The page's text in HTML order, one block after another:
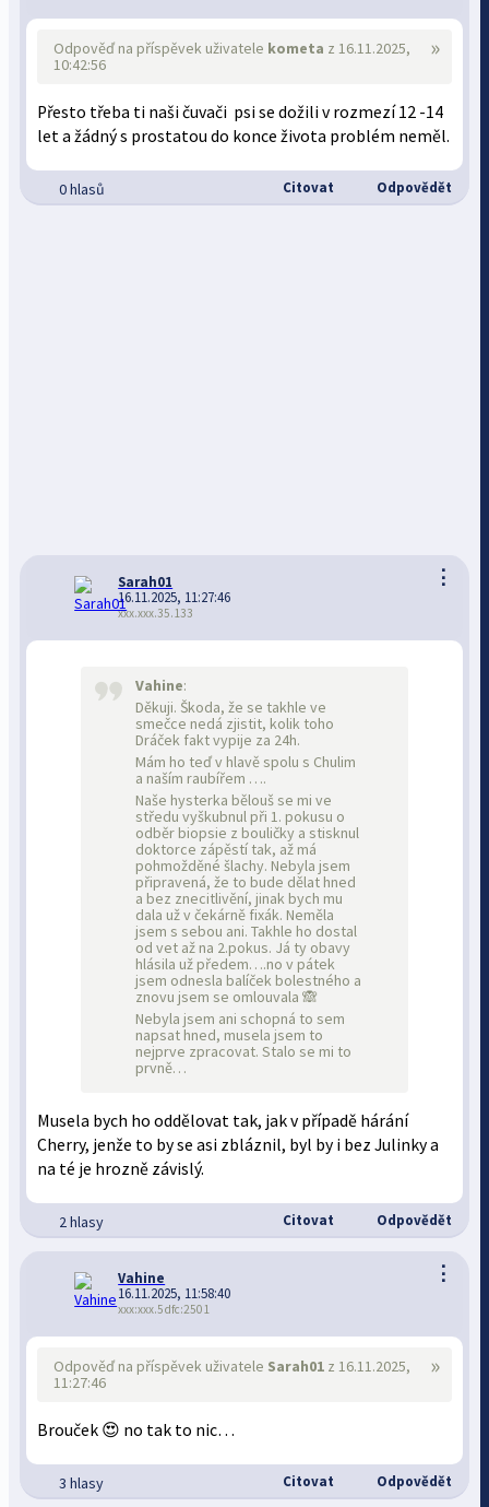
»
Odpověď na příspěvek uživatele kometa z 16.11.2025,
10:42:56
Přesto třeba ti naši čuvači psi se dožili v rozmezí 12 -14
let a žádný s prostatou do konce života problém neměl.
0 hlasů Citovat Odpovědět
⋮
Sarah01
16.11.2025, 11:27:46
xxx.xxx.35.133
Vahine:
Děkuji. Škoda, že se takhle ve
smečce nedá zjistit, kolik toho
Dráček fakt vypije za 24h.
Mám ho teď v hlavě spolu s Chulim
a naším raubířem ….
Naše hysterka bělouš se mi ve
středu vyškubnul při 1. pokusu o
odběr biopsie z bouličky a stisknul
doktorce zápěstí tak, až má
pohmožděné šlachy. Nebyla jsem
připravená, že to bude dělat hned
a bez znecitlivění, jinak bych mu
dala už v čekárně fixák. Neměla
jsem s sebou ani. Takhle ho dostal
od vet až na 2.pokus. Já ty obavy
hlásila už předem….no v pátek
jsem odnesla balíček bolestného a
znovu jsem se omlouvala 🙈
Nebyla jsem ani schopná to sem
napsat hned, musela jsem to
nejprve zpracovat. Stalo se mi to
prvně…
Musela bych ho oddělovat tak, jak v případě hárání
Cherry, jenže to by se asi zbláznil, byl by i bez Julinky a
na té je hrozně závislý.
2 hlasy Citovat Odpovědět
⋮
Vahine
16.11.2025, 11:58:40
xxx:xxx.5dfc:2501
»
Odpověď na příspěvek uživatele Sarah01 z 16.11.2025,
11:27:46
Brouček 😍 no tak to nic…
3 hlasy Citovat Odpovědět